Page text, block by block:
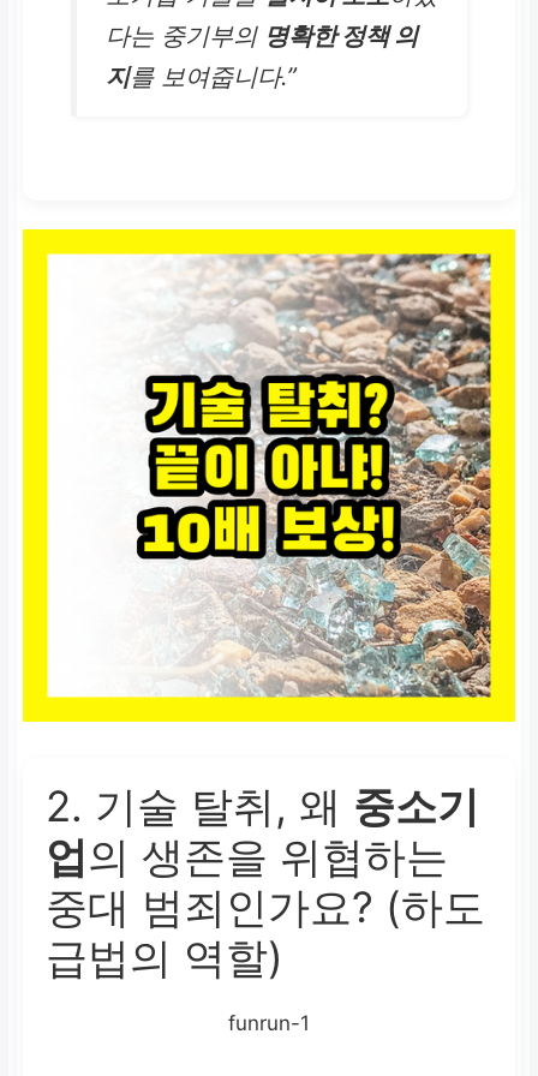
다는 중기부의 명확한 정책 의
지를 보여줍니다.”
2. 기술 탈취, 왜 중소기
업의 생존을 위협하는
중대 범죄인가요? (하도
급법의 역할)
funrun-1